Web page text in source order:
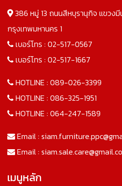
386 หมู่ 13 ถนนสีหบุรานุกิจ แขวง
กรุงเทพมหานคร 1
เบอร์โทร : 02-517-0567
เบอร์โทร : 02-517-1667
HOTLINE : 089-026-3399
HOTLINE : 086-325-1951
HOTLINE : 064-247-1589
Email :
Email :
เมนูหลัก